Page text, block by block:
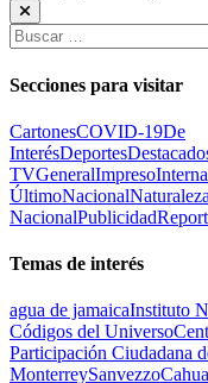
Buscar:
Secciones para visitar
CartonesCOVID-19De
InterésDeportes
TVGeneralImpreso
ÚltimoNacionalNaturaleza
NacionalPublicidad
Temas de interés
agua de jamaicaInstituto
Códigos del Universo
Participación Ciudadana
MonterreySanvezzo